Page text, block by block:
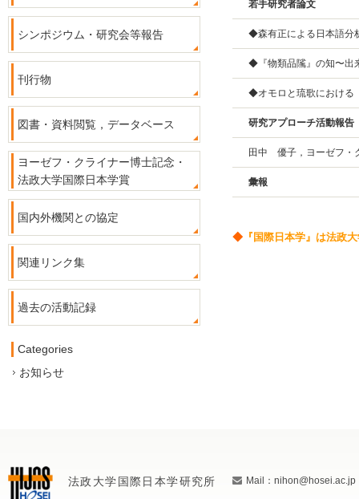
若手研究者論文
◆森有正による日本語分
◆『物類品隲』の知〜出
◆オモロと琉歌における
研究アプローチ活動報告
田中 優子，ヨーゼフ
彙報
◆ 『国際日本学』は法政
シンポジウム・研究会等報告
刊行物
図書・資料閲覧，データベース
ヨーゼフ・クライナー博士記念・
法政大学国際日本学賞
国内外機関との協定
関連リンク集
過去の活動記録
Categories
お知らせ
法政大学国際日本学研究所 Mail：nihon@hosei.ac.jp